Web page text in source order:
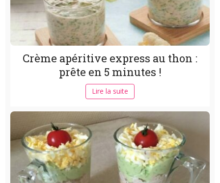
Crème apéritive express au thon :
prête en 5 minutes !
Lire la suite